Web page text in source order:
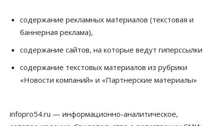
Бизнес Промышленность
Новосибирские компании произвели косметики
05 Августа 2026, 15:00
Власть
Криптовалюта в России официально стала
Недвижимость
содержание рекламных материалов (текстовая и
баннерная реклама),
содержание сайтов, на которые ведут гиперссылки
содержание текстовых материалов из рубрики
«Новости компаний» и «Партнерские материалы»
infopro54.ru — информационно-аналитическое,